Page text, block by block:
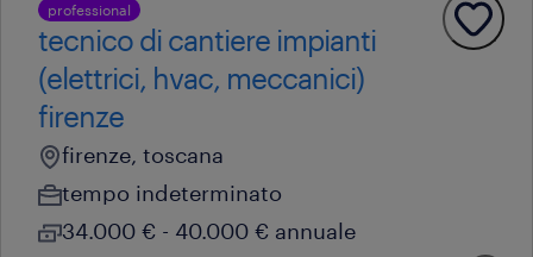
professional
tecnico di cantiere impianti
(elettrici, hvac, meccanici)
firenze
firenze, toscana
tempo indeterminato
34.000 € - 40.000 € annuale